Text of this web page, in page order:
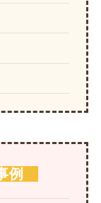
例